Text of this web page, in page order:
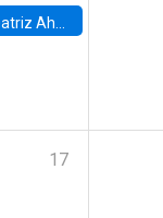
PhD candidate, Universidad de Pittsburgh
17